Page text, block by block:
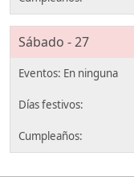
Sábado - 27